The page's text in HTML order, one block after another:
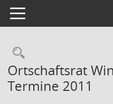
Toggle navigation
Ortschaftsrat
Termine 2011